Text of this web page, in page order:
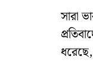
সারা